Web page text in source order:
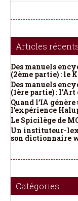
Articles
Des manuels
(2ème partie) : le
Des manuels
(1ère partie) : l’Art
Quand l’IA
l’expérience
Le Spicilège de
Un instituteur-
son dictionnaire
Catégories